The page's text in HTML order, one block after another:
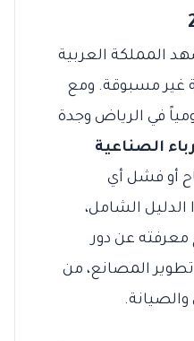
2030، تشهد المملكة العربية
غير مسبوقة. ومع
في الرياض وجدة
الصناعية
أو فشل أي
الشامل،
عن دور
تطوير المصانع، من